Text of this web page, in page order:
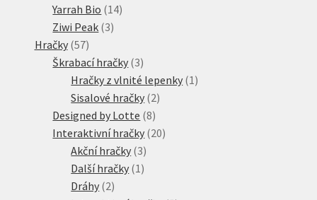
produkty
Yarrah Bio 1414
Ziwi Peak 33
Hračky 5757
produktů
Škrabací hračky 33
produkty
Hračky z vlnité lepenky 1 1
Sisalové hračky 22
Designed by Lotte 88
produktů
Interaktivní hračky 2020
Akční hračky 33
produkty
Další hračky 1 1
Dráhy 22